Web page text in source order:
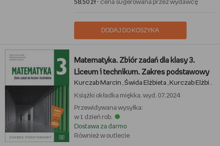
58,50 zł- cena sugerowana przez wydawcę
DODAJ DO KOSZYKA
Matematyka. Zbiór zadań dla klasy 3.
Liceum i technikum. Zakres podstawowy
Kurczab Marcin Świda Elżbieta
Kurczab Elżbieta
Książki okładka miękka, wyd. 07.2024
Przewidywana wysyłka:
w 1 dzień rob.
Dostawa za darmo
Również w outlecie